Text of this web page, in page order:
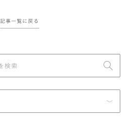
記事一覧に戻る